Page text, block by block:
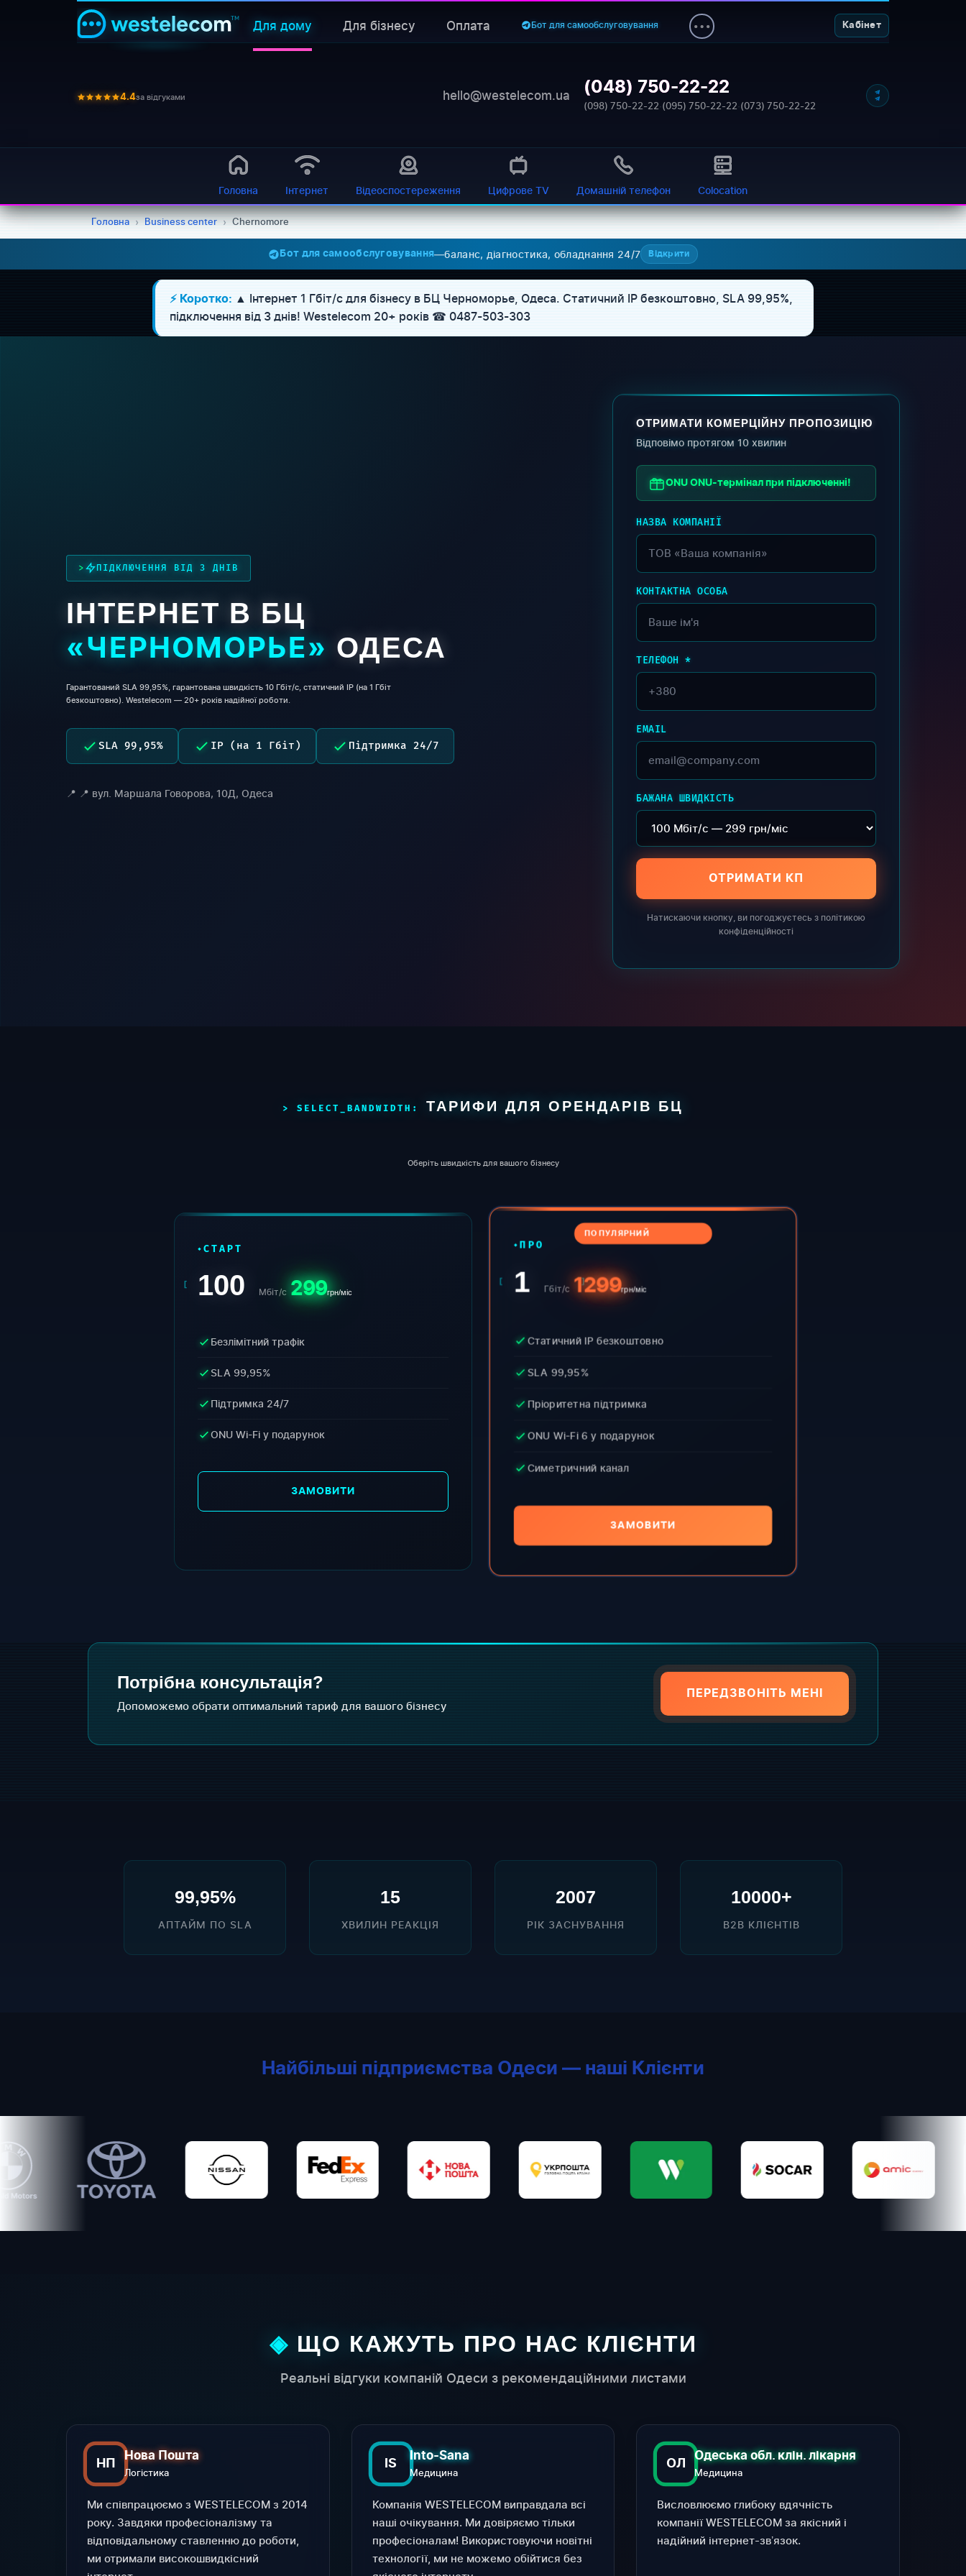
Для дому Для бізнесу Оплата Бот для самообслуговування Кабінет
4.4за відгуками hello@westelecom.ua (048) 750-22-22
(098) 750-22-22·(095) 750-22-22·(073) 750-22-22
Головна Інтернет Відеоспостереження Цифрове TV Домашній телефон Colocation
Головна › Business center › Chernomore
Бот для самообслуговування—баланс, діагностика, обладнання 24/7 Відкрити
⚡ Коротко: ▲ Інтернет 1 Гбіт/с для бізнесу в БЦ Черноморье, Одеса. Статичний IP безкоштовно, SLA 99,95%,
підключення від 3 днів! Westelecom 20+ років ☎ 0487-503-303
ПІДКЛЮЧЕННЯ ВІД 3 ДНІВ
ІНТЕРНЕТ В БЦ
«ЧЕРНОМОРЬЕ» ОДЕСА
Гарантований SLA 99,95%, гарантована швидкість 10 Гбіт/с, статичний IP (на 1 Гбіт
безкоштовно). Westelecom — 20+ років надійної роботи.
SLA 99,95% IP (на 1 Гбіт) Підтримка 24/7
📍 вул. Маршала Говорова, 10Д, Одеса
ОТРИМАТИ КОМЕРЦІЙНУ ПРОПОЗИЦІЮ
Відповімо протягом 10 хвилин
ONU ONU-термінал при підключенні!
НАЗВА КОМПАНІЇ
КОНТАКТНА ОСОБА
ТЕЛЕФОН *
EMAIL
БАЖАНА ШВИДКІСТЬ
ОТРИМАТИ КП
Натискаючи кнопку, ви погоджуєтесь з політикою
конфіденційності
ТАРИФИ ДЛЯ ОРЕНДАРІВ БЦ
Оберіть швидкість для вашого бізнесу
СТАРТ
100 Мбіт/с 299грн/міс
Безлімітний трафік
SLA 99,95%
Підтримка 24/7
ONU Wi-Fi у подарунок
ЗАМОВИТИ
ПОПУЛЯРНИЙ
ПРО
1 Гбіт/с 1299грн/міс
Статичний IP безкоштовно
SLA 99,95%
Пріоритетна підтримка
ONU Wi-Fi 6 у подарунок
Симетричний канал
ЗАМОВИТИ
Потрібна консультація?
Допоможемо обрати оптимальний тариф для вашого бізнесу
ПЕРЕДЗВОНІТЬ МЕНІ
99,95%
АПТАЙМ ПО SLA
15
ХВИЛИН РЕАКЦІЯ
2007
РІК ЗАСНУВАННЯ
10000+
B2B КЛІЄНТІВ
Найбільші підприємства Одеси — наші Клієнти
ЩО КАЖУТЬ ПРО НАС КЛІЄНТИ
Реальні відгуки компаній Одеси з рекомендаційними листами
НП
Нова Пошта
Логістика
Ми співпрацюємо з WESTELECOM з 2014
року. Завдяки професіоналізму та
відповідальному ставленню до роботи,
ми отримали високошвидкісний
IS
Into-Sana
Медицина
Компанія WESTELECOM виправдала всі
наші очікування. Ми довіряємо тільки
професіоналам! Використовуючи новітні
технології, ми не можемо обійтися без
ОЛ
Одеська обл. клін. лікарня
Медицина
Висловлюємо глибоку вдячність
компанії WESTELECOM за якісний і
надійний інтернет-звʼязок.